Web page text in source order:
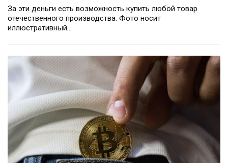
За эти деньги есть возможность купить любой товар
отечественного производства. Фото носит
иллюстративный…